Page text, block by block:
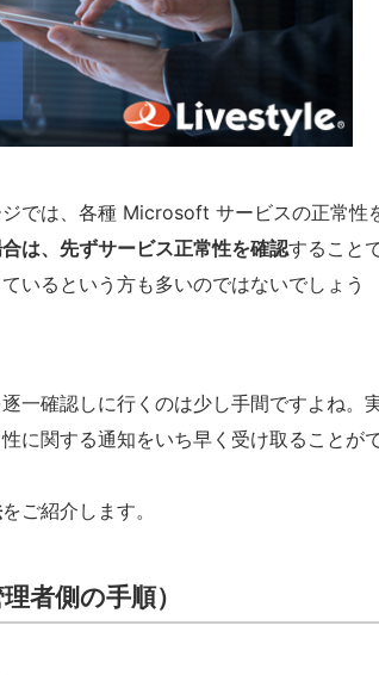
では、各種 Microsoft サービスの正常性
は、先ずサービス正常性を確認すること
いるという方も多いのではないでしょう
一確認しに行くのは少し手間ですよね。
に関する通知をいち早く受け取ることが
をご紹介します。
者側の手順）